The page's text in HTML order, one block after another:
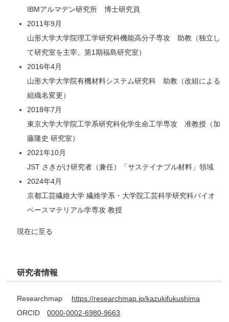
IBMアルマデン研究所 博士研究員
2011年9月
山形大学大学院理工学研究科機能高分子専攻 助教（独立し
て研究室を主宰。第1期福島研究室）
2016年4月
山形大学大学院有機材料システム研究科 助教（改組による
組織名変更）
2018年7月
東京大学大学院工学系研究科化学生命工学専攻 准教授（加
藤隆史 研究室）
2021年10月
JST さきがけ研究者（兼任）「サステイナブル材料」領域
2024年4月
京都工芸繊維大学 繊維学系・大学院工芸科学研究科バイオ
ベースマテリアル学専攻 教授
現在に至る
研究者情報
Researchmap https://researchmap.jp/kazukifukushima
ORCID0000-0002-6980-9663